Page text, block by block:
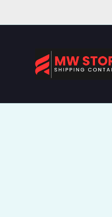
to